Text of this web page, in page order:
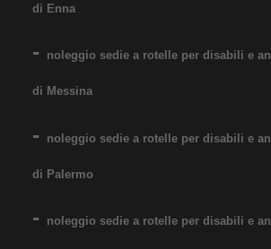
contattaci per
da 76,01€
SCHEDA COMPLETA
di Enna
noleggio sedie a rotelle per disabili e
di Messina
noleggio sedie a rotelle per disabili e
di Palermo
noleggio sedie a rotelle per disabili e